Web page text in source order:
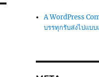
A WordPress
บรรทุกรับส่งไปแบบ